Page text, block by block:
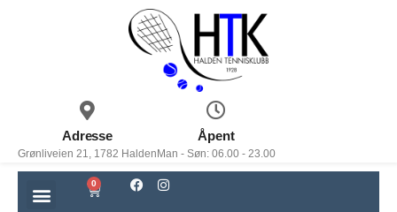
Adresse
Grønliveien 21, 1782 Halden
Åpent
Man - Søn: 06.00 - 23.00
0